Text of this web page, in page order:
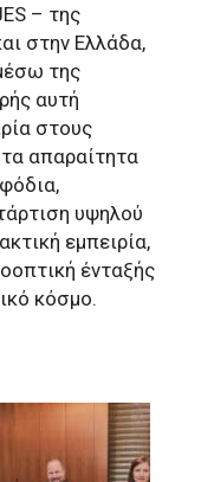
– της
στην Ελλάδα,
της
αυτή
στους
απαραίτητα
υψηλού
εμπειρία,
ένταξής
κόσμο.